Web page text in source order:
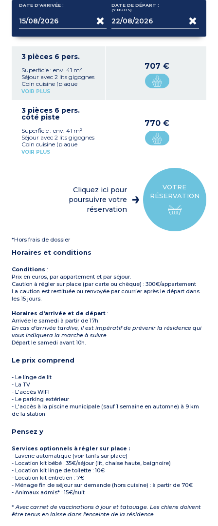
DATE D'ARRIVÉE : DATE DE DÉPART :
(7 NUITS)
3 pièces 6 pers.
Superficie : env. 41 m²
Séjour avec 2 lits gigognes
Coin cuisine (plaque
vitrocéramique ou
réfrigérateur et cafetière à
capsules)
double
Coin montagne fermé
avec 2 lits superposés
Salle de bain, WC
VOIR PLUS
707 €
3 pièces 6 pers.
côté piste
Superficie : env. 41 m²
Séjour avec 2 lits gigognes
Coin cuisine (plaque
vitrocéramique ou
1 chambre séparée avec 1 lit
1 coin montagne fermé
avec 2 lits superposés
VOIR PLUS
770 €
VOTRE
RÉSERVATION
Cliquez ici pour
poursuivre votre
réservation
*Hors frais de dossier
Horaires et conditions
Conditions :
Prix en euros, par appartement et par séjour.
Caution à régler sur place (par carte ou chèque) : 300€/appartement
La caution est restituée ou renvoyée par courrier après le départ dans
les 15 jours.
Horaires d'arrivée et de départ :
Arrivée le samedi à partir de 17h.
En cas d'arrivée tardive, il est impératif de prévenir la résidence qui
vous indiquera la marche à suivre
Départ le samedi avant 10h.
Le prix comprend
- Le linge de lit
- La TV
- L'accès WIFI
- Le parking extérieur
- L'accès à la piscine municipale (sauf 1 semaine en automne) à 9 km
de la station
Pensez y
Services optionnels à régler sur place :
- Laverie automatique (voir tarifs sur place)
- Location kit bébé : 35€/séjour (lit, chaise haute, baignoire)
- Location kit linge de toilette : 10€
- Location kit entretien : 7€
- Ménage fin de séjour sur demande (hors cuisine) : à partir de 70€
- Animaux admis* : 15€/nuit
*Avec carnet de vaccinations à jour et tatouage. Les chiens doivent
être tenus en laisse dans l'enceinte de la résidence